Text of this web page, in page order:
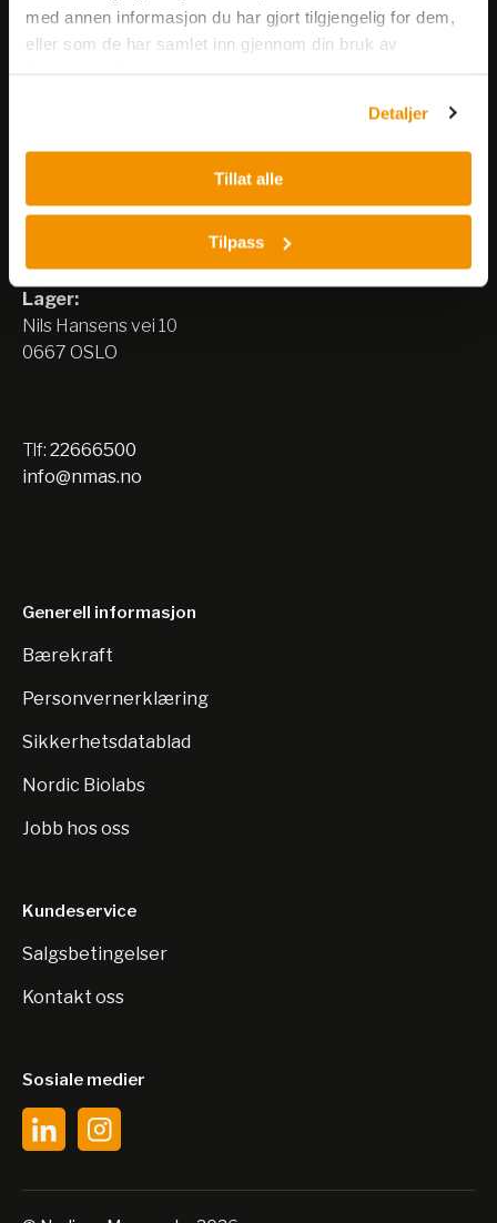
med annen informasjon du har gjort tilgjengelig for dem,
eller som de har samlet inn gjennom din bruk av
Detaljer
Tillat alle
Tilpass
Besøksadresse:
0667 OSLO
Lager:
Nils Hansens vei 10
0667 OSLO
Tlf: 22666500
info@nmas.no
Generell informasjon
Bærekraft
Personvernerklæring
Sikkerhetsdatablad
Nordic Biolabs
Jobb hos oss
Kundeservice
Salgsbetingelser
Kontakt oss
Sosiale medier